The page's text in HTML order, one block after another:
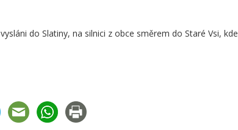
do Slatiny, na silnici z obce směrem do Staré Vsi, kde